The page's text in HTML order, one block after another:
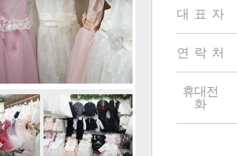
대 표 자
연 락 처
휴대전
화